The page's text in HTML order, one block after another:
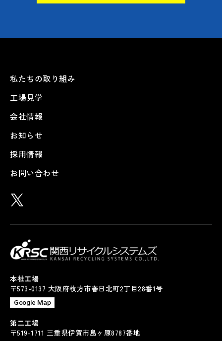
私たちの取り組み
工場見学
会社情報
お知らせ
採用情報
お問い合わせ
本社工場
〒573-0137 大阪府枚方市春日北町2丁目28番1号
Google Map
第二工場
〒519-1711 三重県伊賀市島ヶ原8787番地